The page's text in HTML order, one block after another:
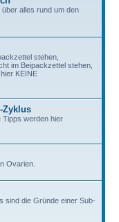
alles rund um den
stehen,
im Beipackzettel stehen,
KEINE
Zyklus
werden hier
Ovarien.
sind die Gründe einer Sub-